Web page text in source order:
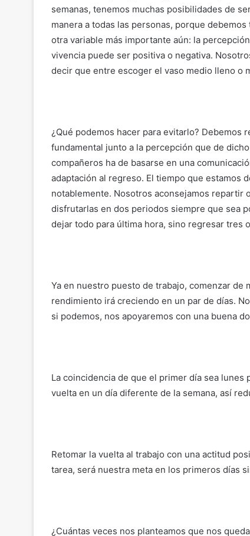
semanas, tenemos muchas posibilidades de
manera a todas las personas, porque
otra variable más importante aún: la
vivencia puede ser positiva o negativa.
decir que entre escoger el vaso medio lleno o
¿Qué podemos hacer para evitarlo?
fundamental junto a la percepción que de
compañeros ha de basarse en una
adaptación al regreso. El tiempo que estamos
notablemente. Nosotros aconsejamos repartir
disfrutarlas en dos periodos siempre que sea
dejar todo para última hora, sino regresar tres
Ya en nuestro puesto de trabajo, comenzar
rendimiento irá creciendo en un par de días.
si podemos, nos apoyaremos con una buena
La coincidencia de que el primer día sea
vuelta en un día diferente de la semana, así
Retomar la vuelta al trabajo con una actitud
tarea, será nuestra meta en los primeros días
¿Cuántas veces nos planteamos que nos